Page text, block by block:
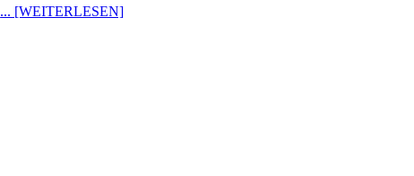
... [WEITERLESEN]